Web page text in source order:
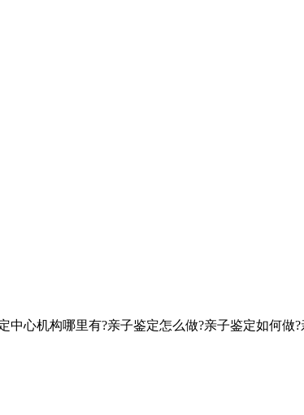
心机构哪里有?亲子鉴定怎么做?亲子鉴定如何